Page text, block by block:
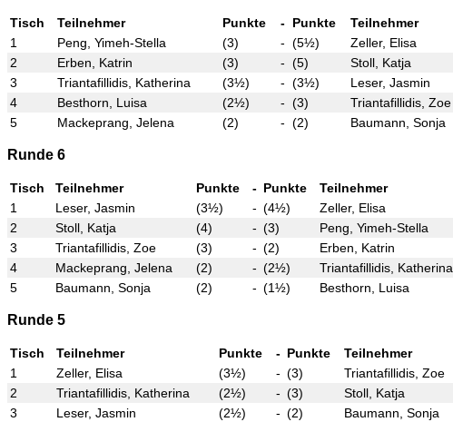
Tisch Teilnehmer Punkte - Punkte Teilnehmer
1
Peng, Yimeh-Stella (3) - (5½) Zeller, Elisa
2
Erben, Katrin (3) - (5) Stoll, Katja
3
Triantafillidis, Katherina (3½) - (3½) Leser, Jasmin
4
Besthorn, Luisa (2½) - (3) Triantafillidis, Zoe
5
Mackeprang, Jelena (2) - (2) Baumann, Sonja
Runde 6
Tisch Teilnehmer Punkte - Punkte Teilnehmer
1
Leser, Jasmin (3½) - (4½) Zeller, Elisa
2
Stoll, Katja (4) - (3) Peng, Yimeh-Stella
3
Triantafillidis, Zoe (3) - (2) Erben, Katrin
4
Mackeprang, Jelena (2) - (2½) Triantafillidis, Katherina
5
Baumann, Sonja (2) - (1½) Besthorn, Luisa
Runde 5
Tisch Teilnehmer Punkte - Punkte Teilnehmer
1
Zeller, Elisa (3½) - (3) Triantafillidis, Zoe
2
Triantafillidis, Katherina (2½) - (3) Stoll, Katja
3
Leser, Jasmin (2½) - (2) Baumann, Sonja